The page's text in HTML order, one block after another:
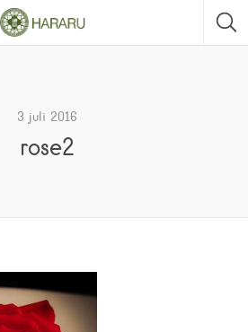
3 juli 2016
rose2